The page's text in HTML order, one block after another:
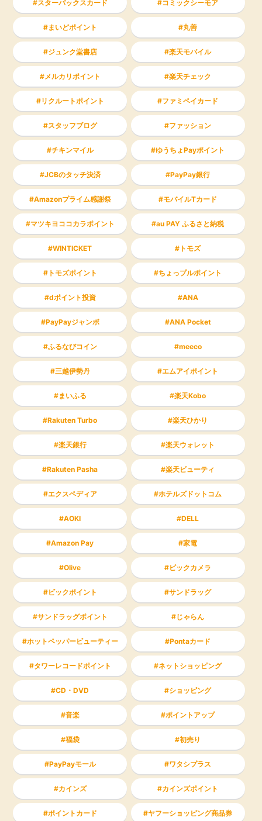
スターバックスカード コミックシーモア
まいどポイント 丸善
ジュンク堂書店 楽天モバイル
メルカリポイント 楽天チェック
リクルートポイント ファミペイカード
スタッフブログ ファッション
チキンマイル ゆうちょPayポイント
JCBのタッチ決済 PayPay銀行
Amazonプライム感謝祭 モバイルTカード
マツキヨココカラポイント au PAY ふるさと納税
WINTICKET トモズ
トモズポイント ちょっプルポイント
dポイント投資 ANA
PayPayジャンボ ANA Pocket
ふるなびコイン meeco
三越伊勢丹 エムアイポイント
まいふる 楽天Kobo
Rakuten Turbo 楽天ひかり
楽天銀行 楽天ウォレット
Rakuten Pasha 楽天ビューティ
エクスペディア ホテルズドットコム
AOKI DELL
Amazon Pay 家電
Olive ビックカメラ
ビックポイント サンドラッグ
サンドラッグポイント じゃらん
ホットペッパービューティー Pontaカード
タワーレコードポイント ネットショッピング
CD・DVD ショッピング
音楽 ポイントアップ
福袋 初売り
PayPayモール ワタシプラス
カインズ カインズポイント
ポイントカード ヤフーショッピング商品券